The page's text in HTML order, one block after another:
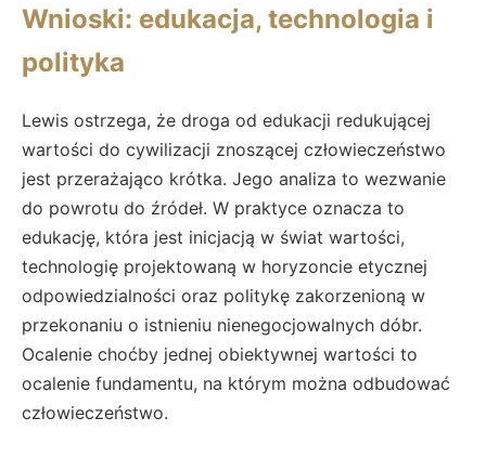
Wnioski: edukacja, technologia i
polityka
Lewis ostrzega, że droga od edukacji redukującej
wartości do cywilizacji znoszącej człowieczeństwo
jest przerażająco krótka. Jego analiza to wezwanie
do powrotu do źródeł. W praktyce oznacza to
edukację, która jest inicjacją w świat wartości,
technologię projektowaną w horyzoncie etycznej
odpowiedzialności oraz politykę zakorzenioną w
przekonaniu o istnieniu nienegocjowalnych dóbr.
Ocalenie choćby jednej obiektywnej wartości to
ocalenie fundamentu, na którym można odbudować
człowieczeństwo.